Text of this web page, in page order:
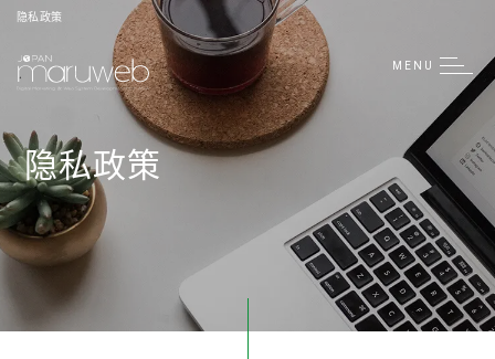
隐私政策
MENU
隐私政策